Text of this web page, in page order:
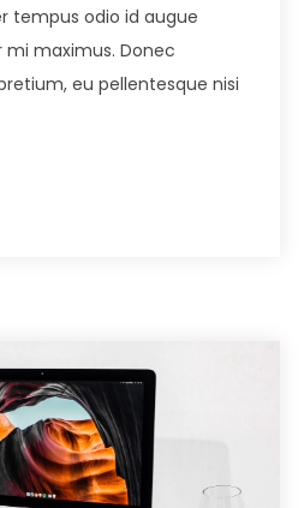
tempus odio id augue
maximus. Donec
eu pellentesque nisi